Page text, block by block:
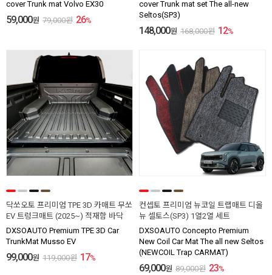
cover Trunk mat Volvo EX30
59,000원 79,000원 26%
cover Trunk mat set The all-new
Seltos(SP3)
148,000원 168,000원 12%
닥쏘오토 프리미엄 TPE 3D 카매트 무쏘
EV 트렁크매트 (2025~) 적재함 바닥
DXSOAUTO Premium TPE 3D Car
TrunkMat Musso EV
99,000원 119,000원 17%
컨셉토 프리미엄 뉴코일 트랩매트 디올
뉴 셀토스(SP3) 1열2열 세트
DXSOAUTO Concepto Premium
New Coil Car Mat The all new Seltos
(NEWCOIL Trap CARMAT)
69,000원 89,000원 23%